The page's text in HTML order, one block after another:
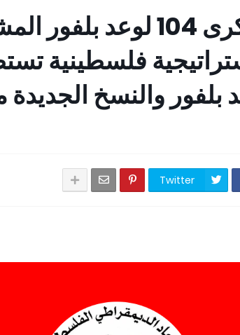
لمناسبة الذكرى 104 لوعد
فلسطينية
والنسخ الجديدة
Twitter